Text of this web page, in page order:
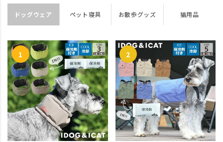
ドッグウェア ペット寝具 お散歩グッズ 猫用品